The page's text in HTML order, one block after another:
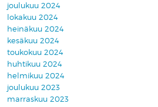
joulukuu 2024
lokakuu 2024
heinäkuu 2024
kesäkuu 2024
toukokuu 2024
huhtikuu 2024
helmikuu 2024
joulukuu 2023
marraskuu 2023